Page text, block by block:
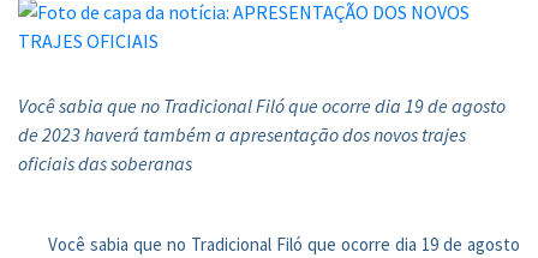
Você sabia que no Tradicional Filó que ocorre dia 19 de agosto
de 2023 haverá também a apresentação dos novos trajes
oficiais das soberanas
Você sabia que no Tradicional Filó que ocorre dia 19 de agosto